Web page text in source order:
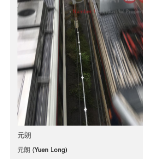
元朗
元朗 (Yuen Long)